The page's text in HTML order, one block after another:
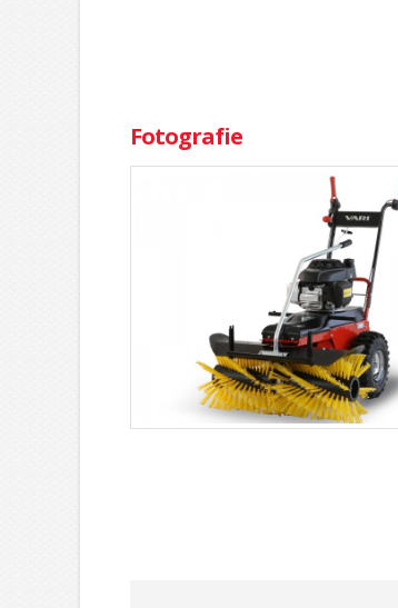
Fotografie